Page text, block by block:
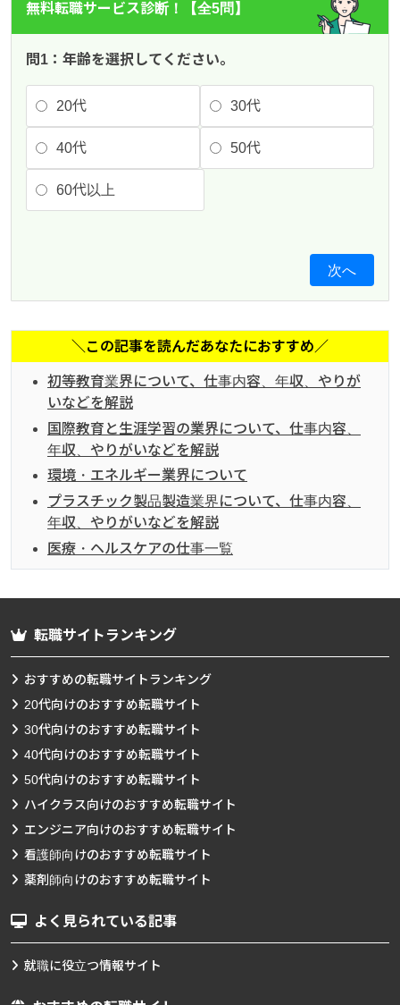
無料転職サービス診断！【全5問】
問1：年齢を選択してください。
20代 30代
40代 50代
60代以上
次へ
＼この記事を読んだあなたにおすすめ／
初等教育業界について、仕事内容、年収、やりが
いなどを解説
国際教育と生涯学習の業界について、仕事内容、
年収、やりがいなどを解説
環境・エネルギー業界について
プラスチック製品製造業界について、仕事内容、
年収、やりがいなどを解説
医療・ヘルスケアの仕事一覧
転職サイトランキング
おすすめの転職サイトランキング
20代向けのおすすめ転職サイト
30代向けのおすすめ転職サイト
40代向けのおすすめ転職サイト
50代向けのおすすめ転職サイト
ハイクラス向けのおすすめ転職サイト
エンジニア向けのおすすめ転職サイト
看護師向けのおすすめ転職サイト
薬剤師向けのおすすめ転職サイト
よく見られている記事
就職に役立つ情報サイト